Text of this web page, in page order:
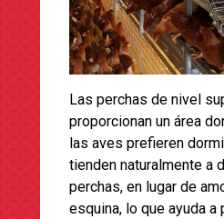
Las perchas de nivel
proporcionan un área
las aves prefieren
tienden naturalmente a
perchas, en lugar de
esquina, lo que ayuda a